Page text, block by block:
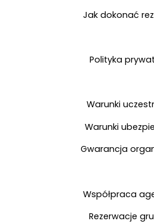
Jak dokonać
Polityka
Warunki
Warunki
Gwarancja
Współpraca
Rezerwacje